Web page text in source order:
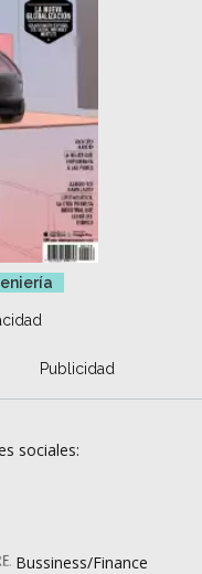
Publicidad
sociales:
Bussiness/Finance